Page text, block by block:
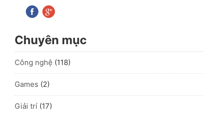
Chuyên mục
Công nghệ (118)
Games (2)
Giải trí (17)